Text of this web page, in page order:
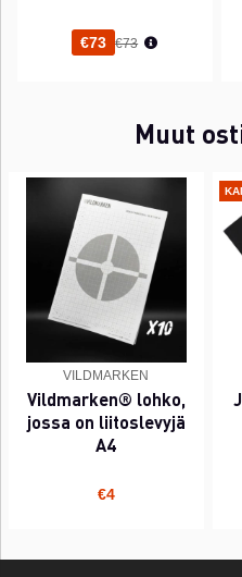
€73 Normaali hinta
€73
Muut
VILDMARKEN
Vildmarken® lohko,
jossa on liitoslevyjä
A4
€4